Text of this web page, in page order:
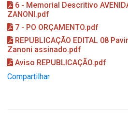
6 - Memorial Descritivo
ZANONI.pdf
7 - PO ORÇAMENTO.pdf
REPUBLICAÇÃO EDITAL 08
Zanoni assinado.pdf
Aviso REPUBLICAÇÃO.pdf
Compartilhar